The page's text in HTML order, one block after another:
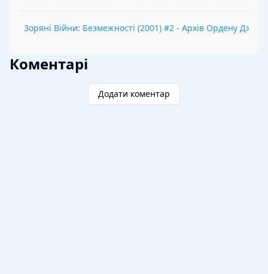
Зоряні Війни: Безмежності (2001) #2 - Архів Ордену
Коментарі
Додати коментар